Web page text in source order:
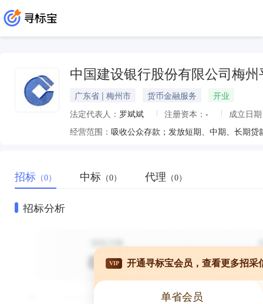
中国建设银行股份有限公司梅州
广东省 | 梅州市 货币金融服务
开业
法定代表人： 罗斌斌 注册资本： -
成立日
经营范围：
招标 （0） 中标 （0） 代理 （0）
招标分析
VIP 开通寻标宝会员，查看更多招采
单省会员